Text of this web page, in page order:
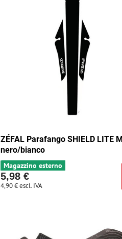
ZÉFAL Parafango SHIELD LITE M
nero/bianco
Magazzino esterno
5,98 €
4,90 €escl. IVA